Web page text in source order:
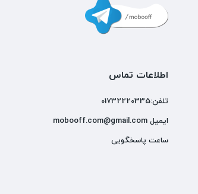
اطلاعات تماس
تلفن:01732220335
ایمیل mobooff.com@gmail.com
ساعت پاسخگویی